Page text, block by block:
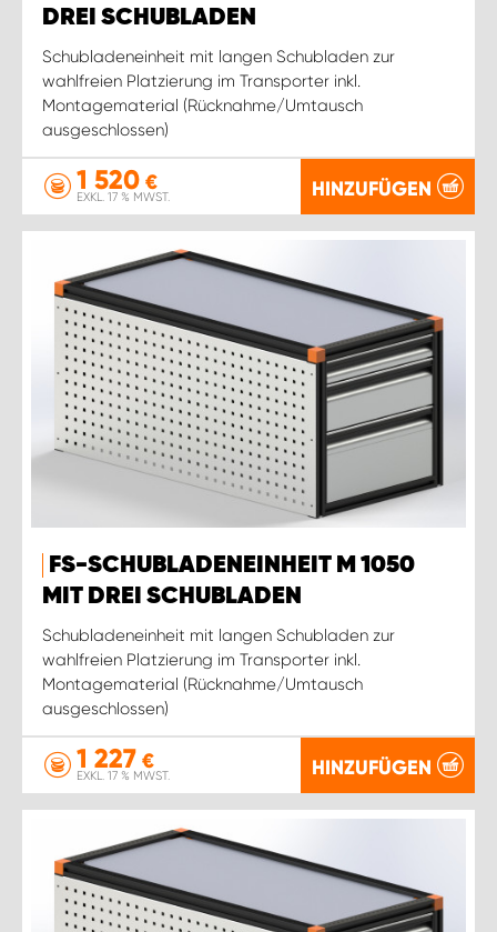
DREI SCHUBLADEN
Schubladeneinheit mit langen Schubladen zur
wahlfreien Platzierung im Transporter inkl.
Montagematerial (Rücknahme/Umtausch
ausgeschlossen)
1 520 €
EXKL. 17 % MWST. HINZUFÜGEN
FS-SCHUBLADENEINHEIT M 1050
MIT DREI SCHUBLADEN
Schubladeneinheit mit langen Schubladen zur
wahlfreien Platzierung im Transporter inkl.
Montagematerial (Rücknahme/Umtausch
ausgeschlossen)
1 227 €
EXKL. 17 % MWST. HINZUFÜGEN